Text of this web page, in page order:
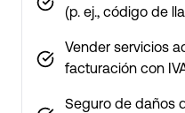
(p. ej., código de
Vender servicios
facturación con
Seguro de daños